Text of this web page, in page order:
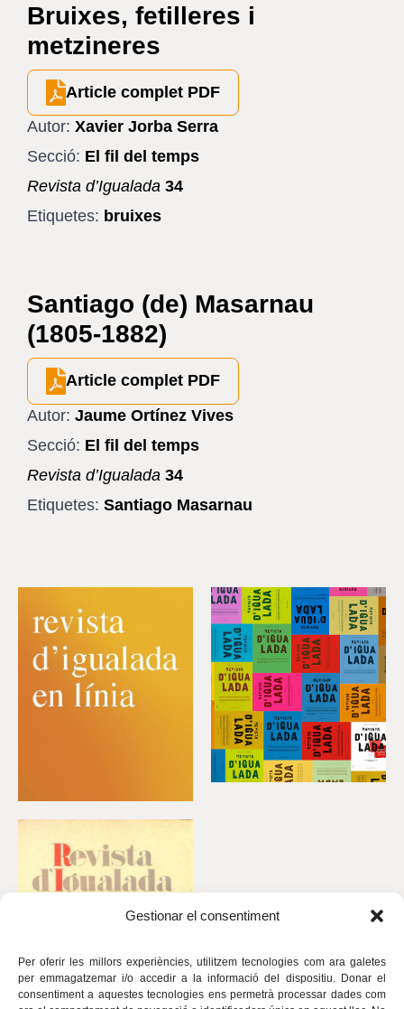
Gestionar el consentiment
Per oferir les millors experiències, utilitzem tecnologies com ara galetes
per emmagatzemar i/o accedir a la informació del dispositiu. Donar el
consentiment a aquestes tecnologies ens permetrà processar dades com
Bruixes, fetilleres i
metzineres
Article complet PDF
Autor: Xavier Jorba Serra
Secció: El fil del temps
Revista d’Igualada 34
Etiquetes: bruixes
Santiago (de) Masarnau
(1805-1882)
Article complet PDF
Autor: Jaume Ortínez Vives
Secció: El fil del temps
Revista d’Igualada 34
Etiquetes: Santiago Masarnau